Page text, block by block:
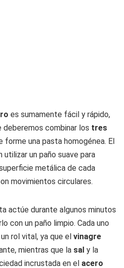
es sumamente fácil y rápido,
deberemos combinar los tres
forme una pasta homogénea. El
un paño suave para
metálica de cada
movimientos circulares.
actúe durante algunos minutos
con un paño limpio. Cada uno
rol vital, ya que el vinagre
mientras que la sal y la
incrustada en el acero